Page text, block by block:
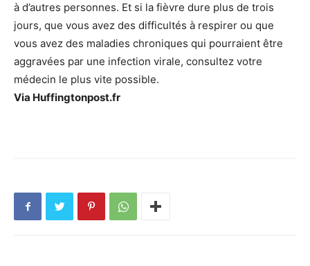
à d’autres personnes. Et si la fièvre dure plus de trois
jours, que vous avez des difficultés à respirer ou que
vous avez des maladies chroniques qui pourraient être
aggravées par une infection virale, consultez votre
médecin le plus vite possible.
Via Huffingtonpost.fr